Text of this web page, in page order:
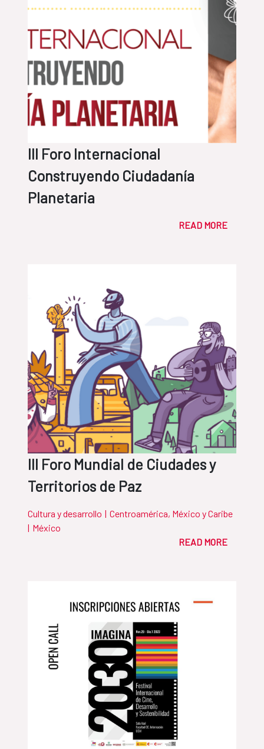
III Foro Internacional
Construyendo Ciudadanía
Planetaria
READ MORE
III Foro Mundial de Ciudades y
Territorios de Paz
Cultura y desarrollo | Centroamérica, México y Caribe
| México
READ MORE